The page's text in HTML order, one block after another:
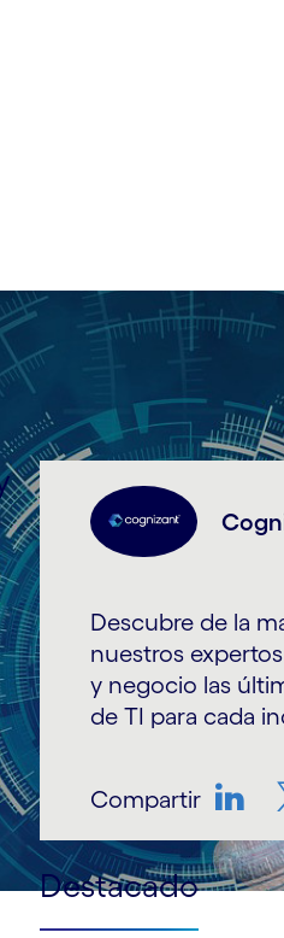
Descubre de la
nuestros
y negocio las
de TI para cada
Compartir
Destacado